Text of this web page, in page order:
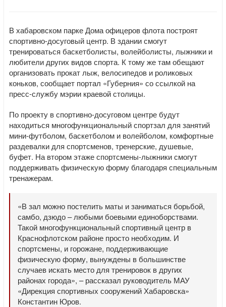
В хабаровском парке Дома офицеров флота построят
спортивно-досуговый центр. В здании смогут
тренироваться баскетболисты, волейболисты, лыжники и
любители других видов спорта. К тому же там обещают
организовать прокат лыж, велосипедов и роликовых
коньков, сообщает портал «Губерния» со ссылкой на
пресс-службу мэрии краевой столицы.
По проекту в спортивно-досуговом центре будут
находиться многофункциональный спортзал для занятий
мини-футболом, баскетболом и волейболом, комфортные
раздевалки для спортсменов, тренерские, душевые,
буфет. На втором этаже спортсмены-лыжники смогут
поддерживать физическую форму благодаря специальным
тренажерам.
«В зал можно постелить маты и заниматься борьбой,
самбо, дзюдо – любыми боевыми единоборствами.
Такой многофункциональный спортивный центр в
Краснофлотском районе просто необходим. И
спортсмены, и горожане, поддерживающие
физическую форму, вынуждены в большинстве
случаев искать место для тренировок в других
районах города», – рассказал руководитель МАУ
«Дирекция спортивных сооружений Хабаровска»
Константин Юров.